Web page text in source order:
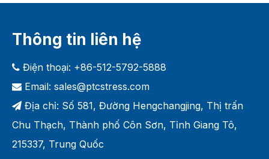
Thông tin liên hệ
 Điện thoại: +86-512-5792-5888
 Email: sales@ptcstress.com
 Địa chỉ: Số 581, Đường Hengchangjing, Thị trấn
Chu Thạch, Thành phố Côn Sơn, Tỉnh Giang Tô,
215337, Trung Quốc